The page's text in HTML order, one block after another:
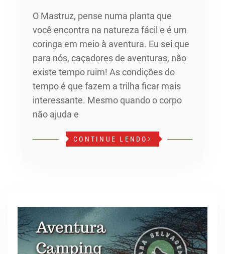
O Mastruz, pense numa planta que
você encontra na natureza fácil e é um
coringa em meio à aventura. Eu sei que
para nós, caçadores de aventuras, não
existe tempo ruim! As condições do
tempo é que fazem a trilha ficar mais
interessante. Mesmo quando o corpo
não ajuda e
CONTINUE LENDO